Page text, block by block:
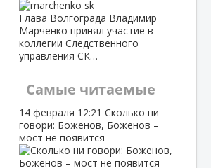
Глава Волгограда Владимир
Марченко принял участие в
коллегии Следственного
управления СК…
Самые читаемые
14 февраля 12:21 Сколько ни
говори: Боженов, Боженов –
мост не появится